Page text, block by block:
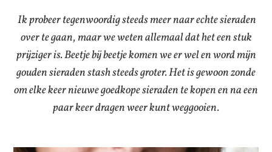
Ik probeer tegenwoordig steeds meer naar echte sieraden
over te gaan, maar we weten allemaal dat het een stuk
prijziger is. Beetje bij beetje komen we er wel en word mijn
gouden sieraden stash steeds groter. Het is gewoon zonde
om elke keer nieuwe goedkope sieraden te kopen en na een
paar keer dragen weer kunt weggooien.